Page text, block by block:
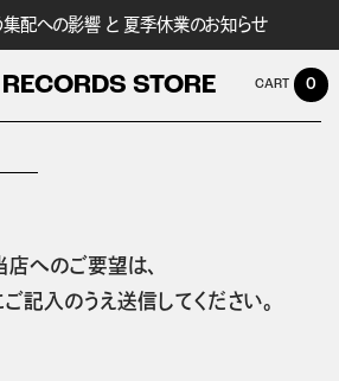
配への影響 と 夏季休業のお知らせ
STORE 0
店へのご要望は、
記入のうえ送信してください。